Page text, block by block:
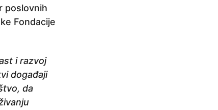
poslovnih
Fondacije
i razvoj
događaji
da